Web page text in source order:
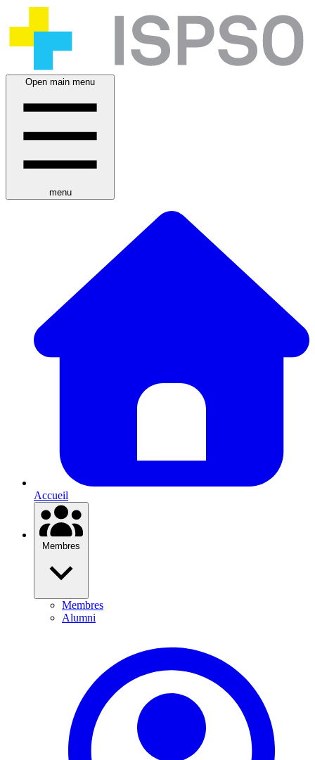
Open main menu
menu
Accueil
Membres
Membres
Alumni